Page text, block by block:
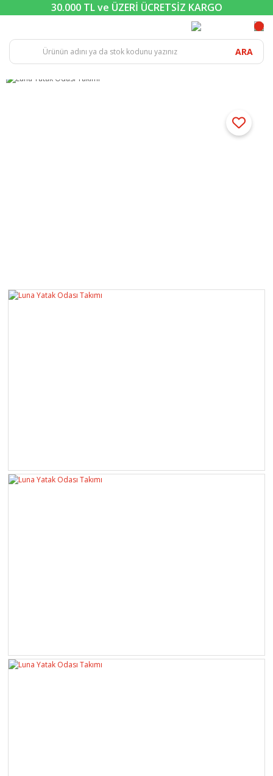
30.000 TL ve ÜZERİ ÜCRETSİZ KARGO
ARA